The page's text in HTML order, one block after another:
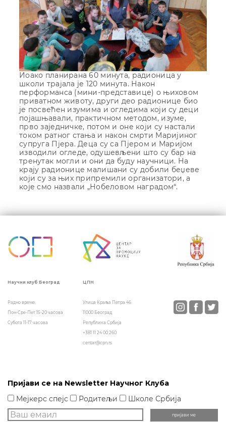
Иоако планирана 60 минута, радионица у
школи трајала је 120 минута. Након
перформанса (мини-представице) о њиховом
приватном животу, други део радионице био
је посвећен изумима и огледима који су деци
појашњавали, практичном методом, изуме,
прво заједничке, потом и оне који су настали
током ратног стања и након смрти Маријиног
супруга Пјера. Деца су са Пјером и Маријом
изводили огледе, одушевљени што су бар на
тренутак могли и они да буду научници. На
крају радионице малишани су добили беџеве
који су за њих припремили организатори, а
које смо назвали „Нобеловом наградом“.
Кретање
Научни клуб Београд
Радно време:
Пон-Сре-Пет 15-20 часова
Субота 11-17 часова
ЦПН
Улица Краља Петра 46
11000 Београд
Република Србија
+381 11 24 00 260
centar@cpn.rs
Пријави се на Newsletter Научног Клуба
Мејкерс спејс
Родитељи Школе Србија